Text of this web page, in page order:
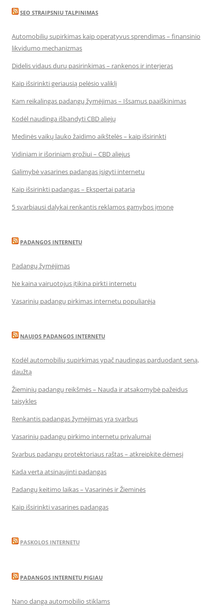
SEO STRAIPSNIU TALPINIMAS
Automobilių supirkimas kaip operatyvus sprendimas – finansinio
likvidumo mechanizmas
Didelis vidaus durų pasirinkimas – rankenos ir interjeras
Kaip išsirinkti geriausią pelėsio valiklį
Kam reikalingas padangų žymėjimas – Išsamus paaiškinimas
Kodėl naudinga išbandyti CBD aliejų
Medinės vaikų lauko žaidimo aikštelės – kaip išsirinkti
Vidiniam ir išoriniam grožiui – CBD aliejus
Galimybė vasarines padangas įsigyti internetu
Kaip išsirinkti padangas – Ekspertai pataria
5 svarbiausi dalykai renkantis reklamos gamybos įmonę
PADANGOS INTERNETU
Padangų žymėjimas
Ne kaina vairuotojus įtikina pirkti internetu
Vasarinių padangų pirkimas internetu populiarėja
NAUJOS PADANGOS INTERNETU
Kodėl automobilių supirkimas ypač naudingas parduodant seną,
daužtą
Žieminių padangų reikšmės – Nauda ir atsakomybė pažeidus
taisykles
Renkantis padangas žymėjimas yra svarbus
Vasarinių padangų pirkimo internetu privalumai
Svarbus padangų protektoriaus raštas – atkreipkite dėmesį
Kada verta atsinaujinti padangas
Padangų keitimo laikas – Vasarinės ir Žieminės
Kaip išsirinkti vasarines padangas
PASKOLOS INTERNETU
PADANGOS INTERNETU PIGIAU
Nano danga automobilio stiklams